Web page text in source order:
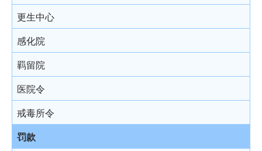
在警署及法庭分隔少年人
投诉警察
更生中心
感化院
羁留院
医院令
戒毒所令
罚款